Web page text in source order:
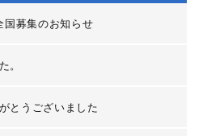
募集のお知らせ
。
とうございました